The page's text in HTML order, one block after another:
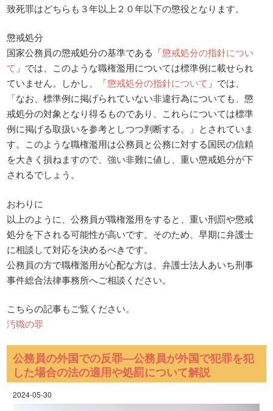
致死罪はどちらも３年以上２０年以下の懲役となります。
懲戒処分
国家公務員の懲戒処分の基準である「懲戒処分の指針につい
て 」では、このような職権濫用については標準例に載せられ
ていません。しかし、「懲戒処分の指針について 」では、
「なお、標準例に掲げられていない非違行為についても、懲
戒処分の対象となり得るものであり、これらについては標準
例に掲げる取扱いを参考としつつ判断する。」とされていま
す。このような職権濫用は公務員と公務に対する国民の信頼
を大きく損ねますので、強い非難に値し、重い懲戒処分が下
されるでしょう。
おわりに
以上のように、公務員が職権濫用をすると、重い刑罰や懲戒
処分を下される可能性が高いです。そのため、早期に弁護士
に相談して対応を決めるべきです。
公務員の方で職権濫用が心配な方は、弁護士法人あいち刑事
事件総合法律事務所へご相談ください。
こちらの記事もご覧ください。
汚職の罪
公務員の外国での反罪―公務員が外国で犯罪を犯
した場合の法の適用や処罰について解説
2024-05-30